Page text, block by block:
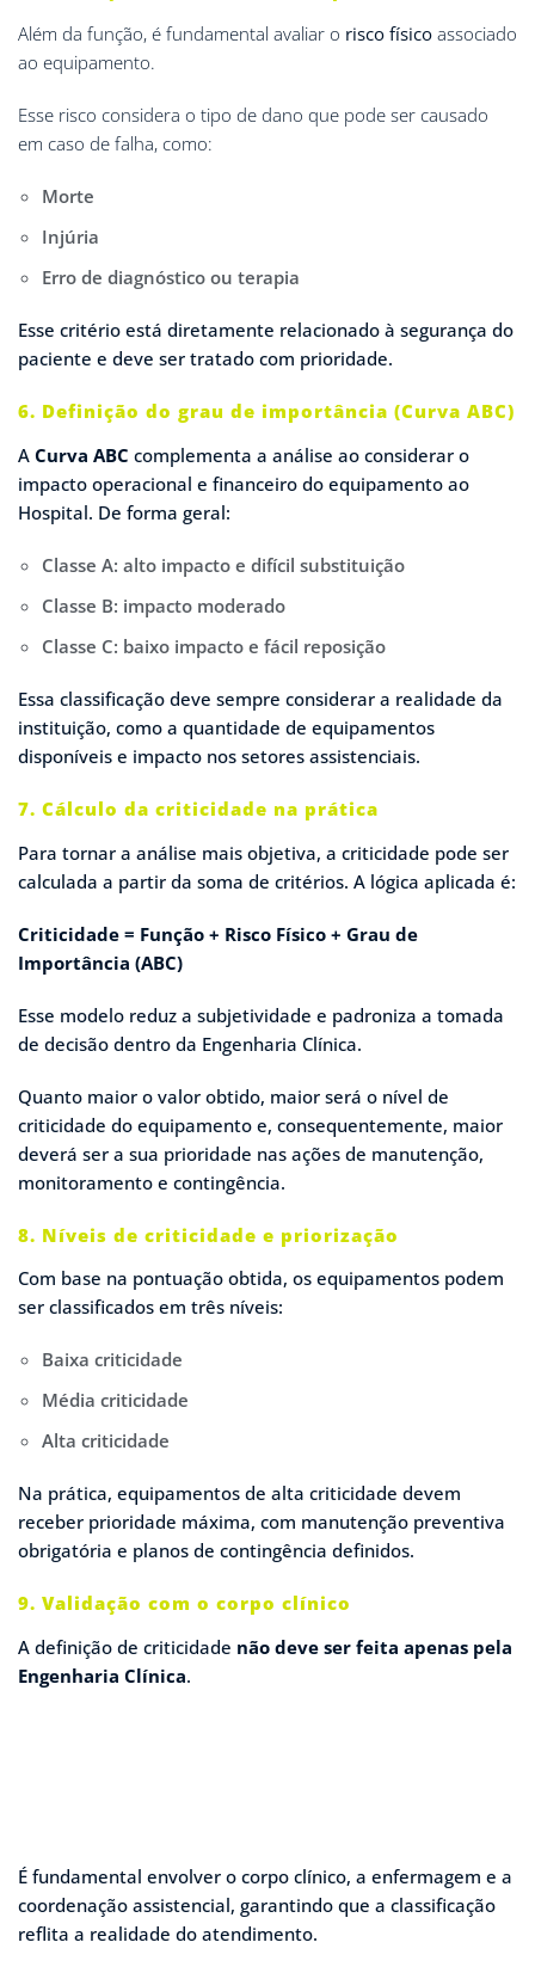
Além da função, é fundamental avaliar o risco físico associado
ao equipamento.
Esse risco considera o tipo de dano que pode ser causado
em caso de falha, como:
Morte
Injúria
Erro de diagnóstico ou terapia
Esse critério está diretamente relacionado à segurança do
paciente e deve ser tratado com prioridade.
6. Definição do grau de importância (Curva ABC)
A Curva ABC complementa a análise ao considerar o
impacto operacional e financeiro do equipamento ao
Hospital. De forma geral:
Classe A: alto impacto e difícil substituição
Classe B: impacto moderado
Classe C: baixo impacto e fácil reposição
Essa classificação deve sempre considerar a realidade da
instituição, como a quantidade de equipamentos
disponíveis e impacto nos setores assistenciais.
7. Cálculo da criticidade na prática
Para tornar a análise mais objetiva, a criticidade pode ser
calculada a partir da soma de critérios. A lógica aplicada é:
Criticidade = Função + Risco Físico + Grau de
Importância (ABC)
Esse modelo reduz a subjetividade e padroniza a tomada
de decisão dentro da Engenharia Clínica.
Quanto maior o valor obtido, maior será o nível de
criticidade do equipamento e, consequentemente, maior
deverá ser a sua prioridade nas ações de manutenção,
monitoramento e contingência.
8. Níveis de criticidade e priorização
Com base na pontuação obtida, os equipamentos podem
ser classificados em três níveis:
Baixa criticidade
Média criticidade
Alta criticidade
Na prática, equipamentos de alta criticidade devem
receber prioridade máxima, com manutenção preventiva
obrigatória e planos de contingência definidos.
9. Validação com o corpo clínico
A definição de criticidade não deve ser feita apenas pela
Engenharia Clínica.
É fundamental envolver o corpo clínico, a enfermagem e a
coordenação assistencial, garantindo que a classificação
reflita a realidade do atendimento.